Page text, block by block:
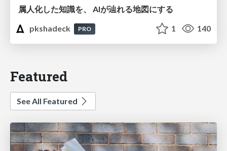
属人化した知識を、 AIが辿れる地図にする
pkshadeck
PRO 1 140
Featured
See All Featured